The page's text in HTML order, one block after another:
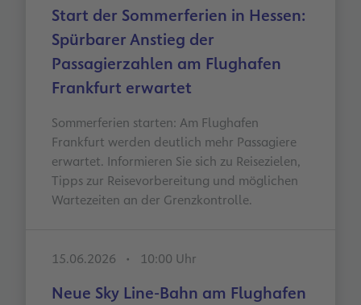
Start der Sommerferien in Hessen:
Spürbarer Anstieg der
Passagierzahlen am Flughafen
Frankfurt erwartet
Sommerferien starten: Am Flughafen
Frankfurt werden deutlich mehr Passagiere
erwartet. Informieren Sie sich zu Reisezielen,
Tipps zur Reisevorbereitung und möglichen
Wartezeiten an der Grenzkontrolle.
15.06.2026 10:00 Uhr
Neue Sky Line-Bahn am Flughafen